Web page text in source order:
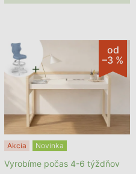
od
–3 %
Akcia Novinka
Vyrobíme počas 4-6 týždňov